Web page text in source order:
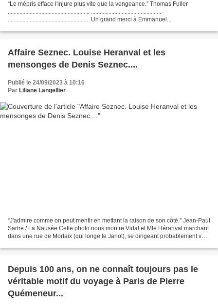
“Le mépris efface l'injure plus vite que la vengeance.” Thomas Fuller
........................................................ ................................................
........................................................ Un grand merci à Emmanuel...
Affaire Seznec. Louise Heranval et les
mensonges de Denis Seznec....
Publié le 24/09/2023 à 10:16
Par Liliane Langellier
“J'admire comme on peut mentir en mettant la raison de son côté.” Jean-Paul
Sartre / La Nausée Cette photo nous montre Vidal et Mle Héranval marchant
dans une rue de Morlaix (qui longe le Jarlot), se dirigeant probablement vers
Depuis 100 ans, on ne connaît toujours pas le
véritable motif du voyage à Paris de Pierre
Quémeneur...